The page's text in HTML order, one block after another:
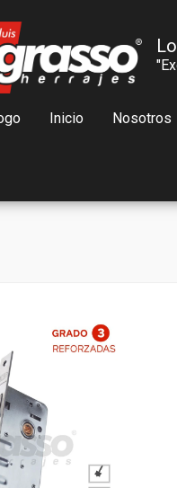
Inicio Nosotros